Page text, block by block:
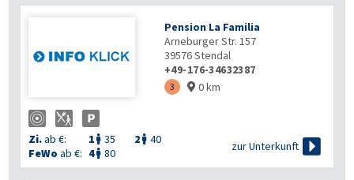
Pension La Familia
Arneburger Str. 157
39576Stendal
+49-176-34632387
3  0 km
Zi.ab €: 1  35 2  40
FeWo ab €: 4 80
zur Unterkunft 